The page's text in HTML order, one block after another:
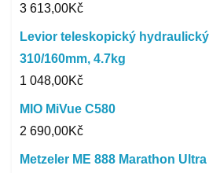
3 613,00Kč
Levior teleskopický
310/160mm, 4.7kg
1 048,00Kč
MIO MiVue C580
2 690,00Kč
Metzeler ME 888 Marathon